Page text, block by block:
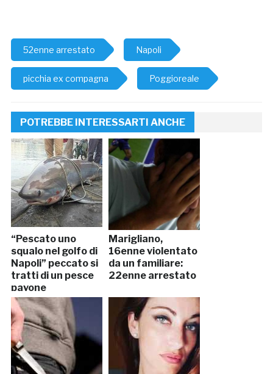
52enne arrestato Napoli
picchia ex compagna Poggioreale
POTREBBE INTERESSARTI ANCHE
“Pescato uno
squalo nel golfo di
Napoli” peccato si
tratti di un pesce
pavone
Marigliano,
16enne violentato
da un familiare:
22enne arrestato